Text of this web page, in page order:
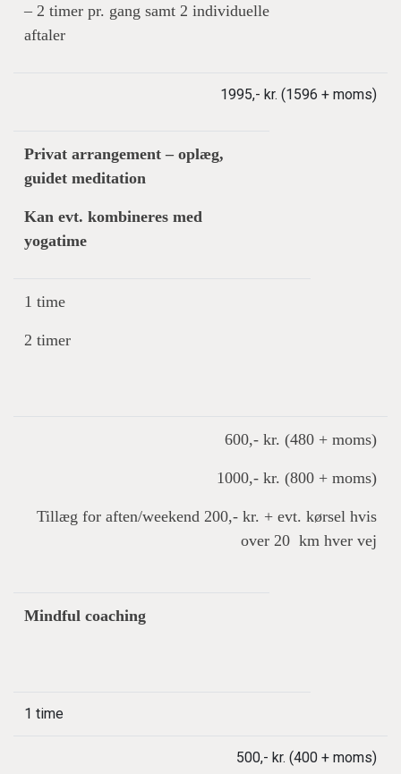
– 2 timer pr. gang samt 2 individuelle
aftaler
1995,- kr. (1596 + moms)
Privat arrangement – oplæg,
guidet meditation
Kan evt. kombineres med
yogatime
1 time
2 timer
600,- kr. (480 + moms)
1000,- kr. (800 + moms)
Tillæg for aften/weekend 200,- kr. + evt. kørsel hvis
over 20 km hver vej
Mindful coaching
1 time
500,- kr. (400 + moms)